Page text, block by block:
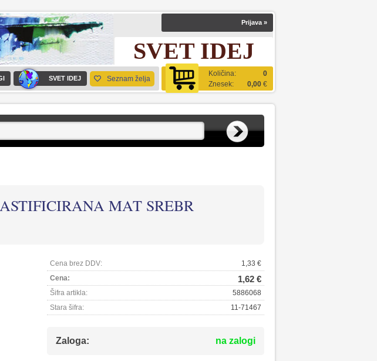
Prijava »
SVET IDEJ
Količina:
0
Znesek:
0,00 €
SVET IDEJ Seznam želja
MAT SREBR
Cena brez DDV:
1,33 €
Cena:
1,62 €
Šifra artikla:
5886068
Stara šifra:
11-71467
Zaloga: na zalogi